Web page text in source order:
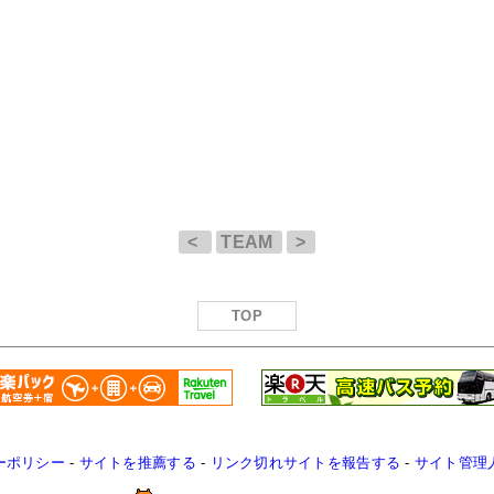
< TEAM >
TOP
ポリシー - サイトを推薦する - リンク切れサイトを報告する - サイト管理